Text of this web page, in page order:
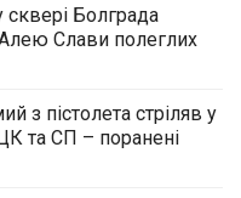
Болграда
Слави полеглих
з пістолета стріляв у
та СП – поранені